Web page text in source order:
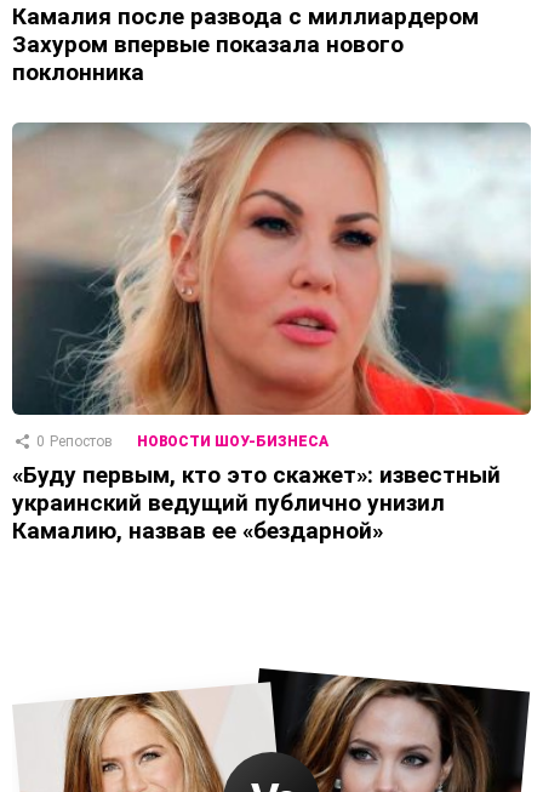
Камалия после развода с миллиардером
Захуром впервые показала нового
поклонника
0 Репостов НОВОСТИ ШОУ-БИЗНЕСА
«Буду первым, кто это скажет»: известный
украинский ведущий публично унизил
Камалию, назвав ее «бездарной»